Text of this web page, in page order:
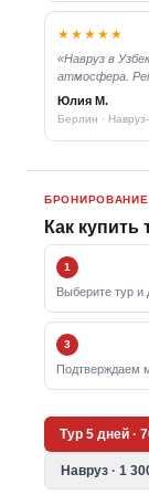
★★★★★
«Навруз в
атмосфера.
Юлия М.
Берлин ·
БРОНИРОВАНИЕ
Как купить
1
Выберите тур и
3
Подтверждаем
Тур 5 дней ·
Навруз · 1